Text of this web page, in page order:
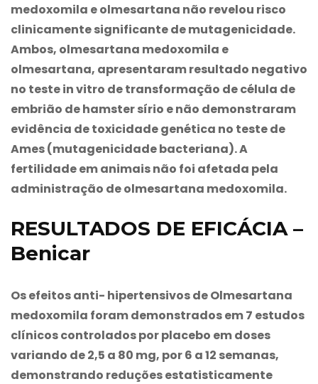
medoxomila e olmesartana não revelou risco
clinicamente significante de mutagenicidade.
Ambos, olmesartana medoxomila e
olmesartana, apresentaram resultado negativo
no teste in vitro de transformação de célula de
embrião de hamster sírio e não demonstraram
evidência de toxicidade genética no teste de
Ames (mutagenicidade bacteriana). A
fertilidade em animais não foi afetada pela
administração de olmesartana medoxomila.
RESULTADOS DE EFICÁCIA –
Benicar
Os efeitos anti- hipertensivos de Olmesartana
medoxomila foram demonstrados em 7 estudos
clínicos controlados por placebo em doses
variando de 2,5 a 80 mg, por 6 a 12 semanas,
demonstrando reduções estatisticamente